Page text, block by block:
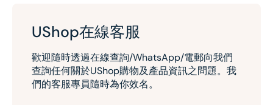
UShop在線客服
歡迎隨時透過在線查詢/WhatsApp/電郵向我們
查詢任何關於UShop購物及產品資訊之問題。我
們的客服專員隨時為你效名。